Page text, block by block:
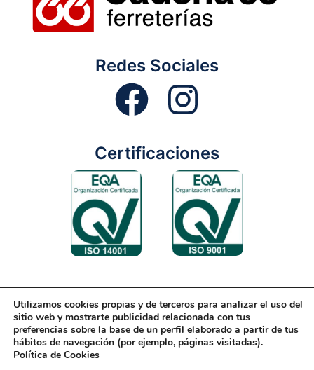
Redes Sociales
Certificaciones
Aviso Legal Condiciones Generales
Diseño Web
Política de Cookies
Política de Gestión
Política de Privacidad
Utilizamos cookies propias y de terceros para analizar el uso del
sitio web y mostrarte publicidad relacionada con tus
preferencias sobre la base de un perfil elaborado a partir de tus
hábitos de navegación (por ejemplo, páginas visitadas).
Política de Cookies